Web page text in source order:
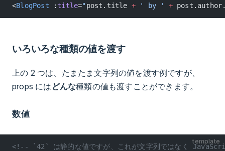
<BlogPost : title="post.title + ' by ' +
いろいろな種類の値を渡す
上の 2 つは、たまたま文字列の値を渡す例ですが、
props には どんな種類の値も渡すことができます。
数値
template
<!-- `42` は静的な値ですが、これが文字列ではなく